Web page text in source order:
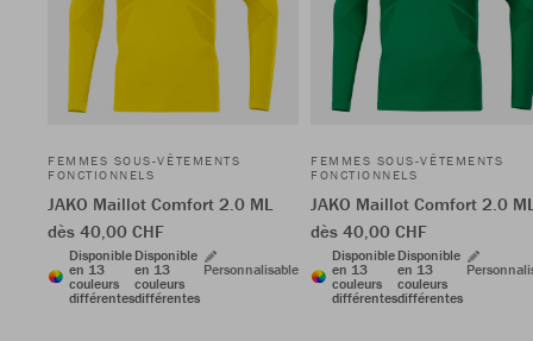
FEMMES SOUS-VÊTEMENTS
FONCTIONNELS
JAKO Maillot Comfort 2.0 ML
dès 40,00 CHF
Disponible
en 13
couleurs
différentes
Disponible
en 13
couleurs
différentes
Personnalisable
FEMMES SOUS-VÊTEMENTS
FONCTIONNELS
JAKO Maillot Comfort 2.0
dès 40,00 CHF
Disponible
en 13
couleurs
différentes
Disponible
en 13
couleurs
différentes